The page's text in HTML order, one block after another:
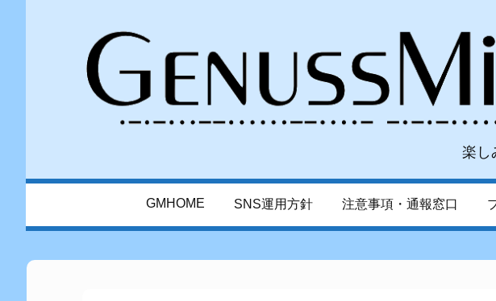
楽し
GMHOME SNS運用方針 注意事項・通報窓口